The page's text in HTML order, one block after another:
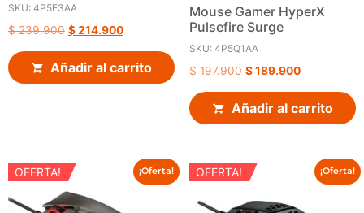
SKU: 4P5E3AA
$239.900 $214.900
Añadir al carrito
Mouse Gamer HyperX
Pulsefire Surge
SKU: 4P5Q1AA
$197.900 $189.900
Añadir al carrito
¡Oferta!
OFERTA! ¡Oferta!
OFERTA!